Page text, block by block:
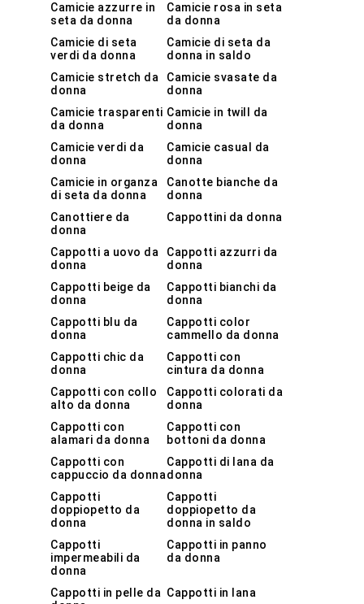
Camicie azzurre in
seta da donna
Camicie rosa in seta
da donna
Camicie di seta
verdi da donna
Camicie di seta da
donna in saldo
Camicie stretch da
donna
Camicie svasate da
donna
Camicie trasparenti
da donna
Camicie in twill da
donna
Camicie verdi da
donna
Camicie casual da
donna
Camicie in organza
di seta da donna
Canotte bianche da
donna
Canottiere da
donna
Cappottini da donna
Cappotti a uovo da
donna
Cappotti azzurri da
donna
Cappotti beige da
donna
Cappotti bianchi da
donna
Cappotti blu da
donna
Cappotti color
cammello da donna
Cappotti chic da
donna
Cappotti con
cintura da donna
Cappotti con collo
alto da donna
Cappotti colorati da
donna
Cappotti con
alamari da donna
Cappotti con
bottoni da donna
Cappotti con
cappuccio da donna
Cappotti di lana da
donna
Cappotti
doppiopetto da
donna
Cappotti
doppiopetto da
donna in saldo
Cappotti
impermeabili da
donna
Cappotti in panno
da donna
Cappotti in pelle da Cappotti in lana